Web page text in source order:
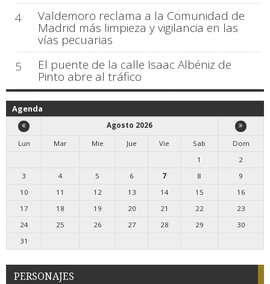
4
Valdemoro reclama a la Comunidad de
Madrid más limpieza y vigilancia en las
vías pecuarias
5
El puente de la calle Isaac Albéniz de
Pinto abre al tráfico
Agenda
Agosto 2026
Lun
Mar Mie Jue Vie Sab
Dom
1
2
3
4 5 6 7 8
9
10
11 12 13 14 15
16
17
18 19 20 21 22
23
24
25 26 27 28 29
30
31
PERSONAJES